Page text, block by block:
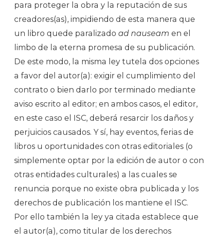
para proteger la obra y la reputación de sus
creadores(as), impidiendo de esta manera que
un libro quede paralizado ad nauseam en el
limbo de la eterna promesa de su publicación.
De este modo, la misma ley tutela dos opciones
a favor del autor(a): exigir el cumplimiento del
contrato o bien darlo por terminado mediante
aviso escrito al editor; en ambos casos, el editor,
en este caso el ISC, deberá resarcir los daños y
perjuicios causados. Y sí, hay eventos, ferias de
libros u oportunidades con otras editoriales (o
simplemente optar por la edición de autor o con
otras entidades culturales) a las cuales se
renuncia porque no existe obra publicada y los
derechos de publicación los mantiene el ISC.
Por ello también la ley ya citada establece que
el autor(a), como titular de los derechos